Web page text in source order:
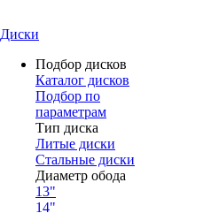
Диски
Подбор дисков
Каталог дисков
Подбор по
параметрам
Тип диска
Литые диски
Стальные диски
Диаметр обода
13"
14"